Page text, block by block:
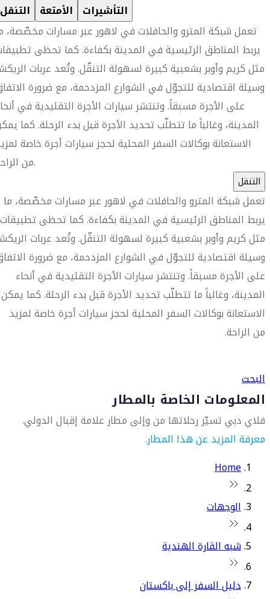
التنقل الأمتعة التأشيرات
تعمل شبكة المترو والحافلات في لاهور عبر مسارات مخصّصة،
يربط المناطق الرئيسية في المدينة بكفاءة. كما تحظى
مثل كريم وأوبر بشعبية كبيرة لسهولة التنقّل. وتُعد عربات
وسيلة اقتصادية للتجوّل في الشوارع المزدحمة، مع ضرورة
على الأجرة مسبقاً. وتنتشر سيارات الأجرة التقليدية في
المدينة، وغالباً ما تتطلّب تحديد الأجرة قبل بدء الرحلة. كما
الاستعانة بوكالات السفر المحلية لحجز سيارات أجرة خاصة
من الراحة.
التنقل
تعمل شبكة المترو والحافلات في لاهور عبر مسارات مخصّصة، ما
يربط المناطق الرئيسية في المدينة بكفاءة. كما تحظى تطبيقات
مثل كريم وأوبر بشعبية كبيرة لسهولة التنقّل. وتُعد عربات
وسيلة اقتصادية للتجوّل في الشوارع المزدحمة، مع ضرورة
على الأجرة مسبقاً. وتنتشر سيارات الأجرة التقليدية في أنحاء
المدينة، وغالباً ما تتطلّب تحديد الأجرة قبل بدء الرحلة. كما يمكن
الاستعانة بوكالات السفر المحلية لحجز سيارات أجرة خاصة لمزيد
من الراحة.
البحث
المعلومات الخاصة بالمطار
فلاي دبي تسيّر رحلاتها من وإلى مطار علامة إقبال الدولي.
معرفة المزيد عن هذا المطار.
Home
الوجهات
شبه القارة الهندية
دليل السفر إلى باكستان